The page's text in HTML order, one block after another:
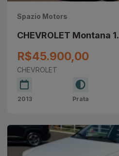
Spazio Motors
CHEVROLET Montana
R$45.900,00
CHEVROLET
2013 Prata